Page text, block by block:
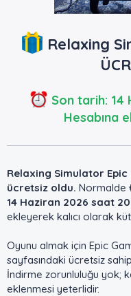
Relaxing
Son tarih: 14
Hesabına
Relaxing Simulator
ücretsiz oldu. Normalde
14 Haziran 2026 saat
ekleyerek kalıcı olarak
Oyunu almak için Epic
sayfasındaki ücretsiz
İndirme zorunluluğu yok;
eklenmesi yeterlidir.